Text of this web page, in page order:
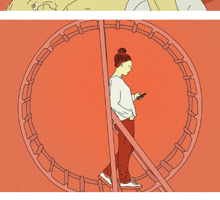
Smartphone